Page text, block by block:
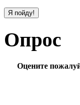
Опрос
Оцените